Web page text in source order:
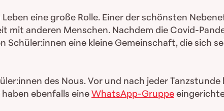
eine große Rolle. Einer der schönsten
mit anderen Menschen. Nachdem die Covid-
Schüler:innen eine kleine Gemeinschaft, die sich
des Nous. Vor und nach jeder
ebenfalls eineWhatsApp-Gruppe